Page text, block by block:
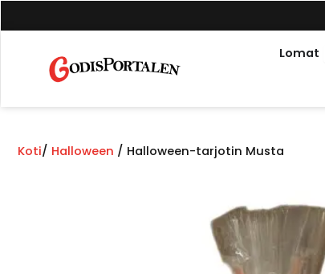
sisältöön
Lomat
Koti/ Halloween / Halloween-tarjotin Musta